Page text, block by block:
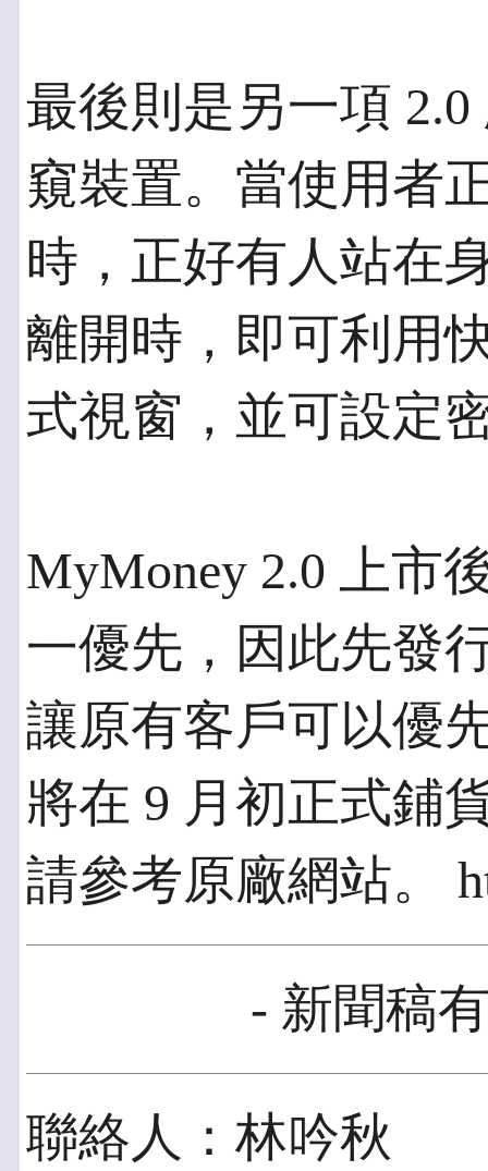
最後則是另一項
窺裝置。當使用者
時，正好有人站在
離開時，即可利用
式視窗，並可設定
MyMoney 2.0 上市
一優先，因此先發
讓原有客戶可以優
將在 9 月初正式鋪
請參考原廠網站。
- 新聞稿
聯絡人：林吟秋